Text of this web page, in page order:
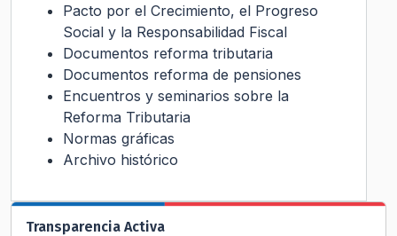
Pacto por el Crecimiento, el Progreso
Social y la Responsabilidad Fiscal
Documentos reforma tributaria
Documentos reforma de pensiones
Encuentros y seminarios sobre la
Reforma Tributaria
Normas gráficas
Archivo histórico
Transparencia Activa